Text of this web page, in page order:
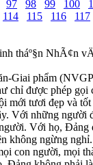
97 98 99 100
114 115 116
117
tháº§n NhÃ¢n
Giai phẩm
chỉ được phép gọi
mới tươi đẹp và
Với những người
Với họ,
không ngừng
con người, mọi